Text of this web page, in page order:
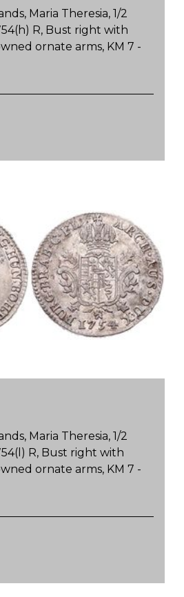
Maria Theresia, 1/2
R, Bust right with
ornate arms, KM 7 -
Maria Theresia, 1/2
R, Bust right with
ornate arms, KM 7 -